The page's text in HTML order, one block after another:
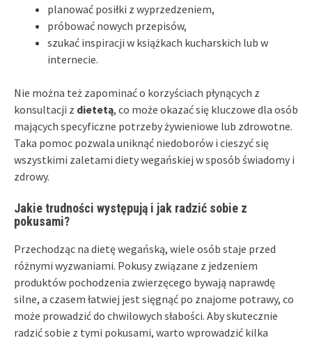
planować posiłki z wyprzedzeniem,
próbować nowych przepisów,
szukać inspiracji w książkach kucharskich lub w
internecie.
Nie można też zapominać o korzyściach płynących z
konsultacji z dietetą, co może okazać się kluczowe dla osób
mających specyficzne potrzeby żywieniowe lub zdrowotne.
Taka pomoc pozwala uniknąć niedoborów i cieszyć się
wszystkimi zaletami diety wegańskiej w sposób świadomy i
zdrowy.
Jakie trudności występują i jak radzić sobie z
pokusami?
Przechodząc na dietę wegańską, wiele osób staje przed
różnymi wyzwaniami. Pokusy związane z jedzeniem
produktów pochodzenia zwierzęcego bywają naprawdę
silne, a czasem łatwiej jest sięgnąć po znajome potrawy, co
może prowadzić do chwilowych słabości. Aby skutecznie
radzić sobie z tymi pokusami, warto wprowadzić kilka